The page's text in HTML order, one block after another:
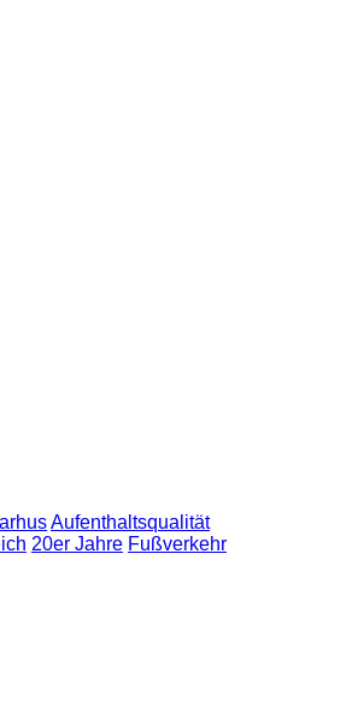
Aufenthaltsqualität
20er Jahre Fußverkehr